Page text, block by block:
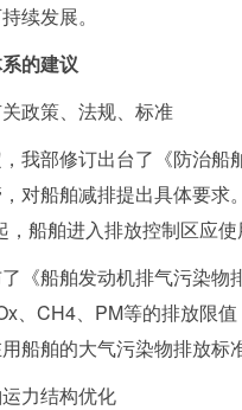
续发展。
的建议
政策、法规、标准
我部修订出台了《防治
对船舶减排提出具体要
船舶进入排放控制区应使
《船舶发动机排气污染
、CH4、PM等的排放限
船舶的大气污染物排放标
力结构优化